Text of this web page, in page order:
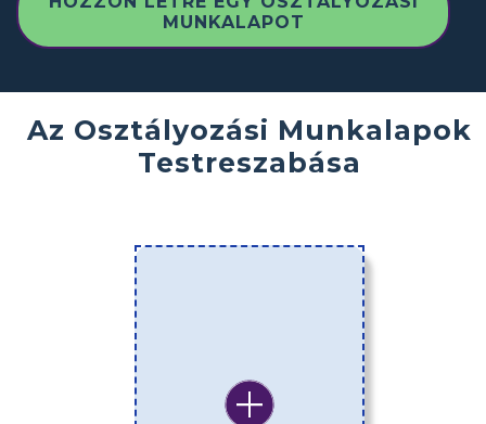
MUNKALAPOT
Az Osztályozási Munkalapok
Testreszabása